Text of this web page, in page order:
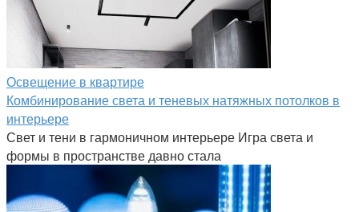
Освещение в квартире
Комбинирование света и теневых натяжных потолков в
интерьере
Свет и тени в гармоничном интерьере Игра света и
формы в пространстве давно стала